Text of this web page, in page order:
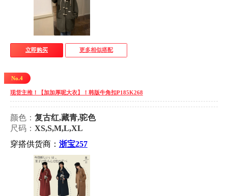
立即购买 更多相似搭配
No.4
现货主推！【加加厚呢大衣】！韩版牛角扣P185K268
颜色： 复古红,藏青,驼色
尺码： XS,S,M,L,XL
穿搭供货商： 浙宝257